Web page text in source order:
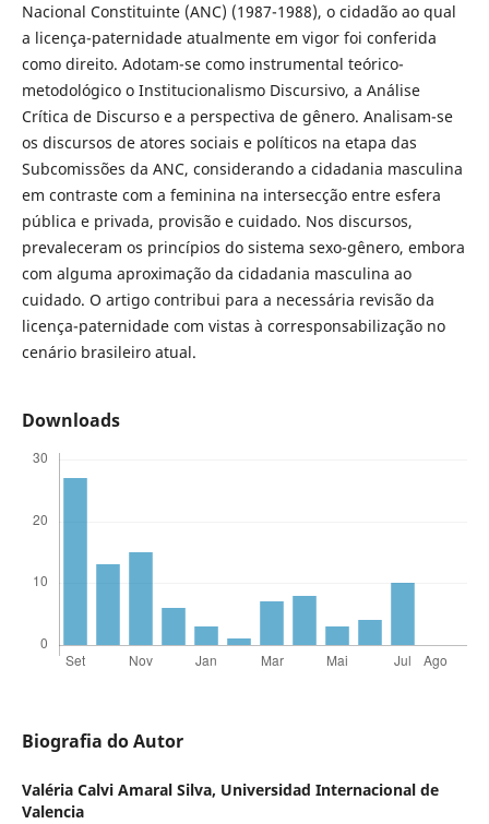
Nacional Constituinte (ANC) (1987-1988), o cidadão ao qual
a licença-paternidade atualmente em vigor foi conferida
como direito. Adotam-se como instrumental teórico-
metodológico o Institucionalismo Discursivo, a Análise
Crítica de Discurso e a perspectiva de gênero. Analisam-se
os discursos de atores sociais e políticos na etapa das
Subcomissões da ANC, considerando a cidadania masculina
em contraste com a feminina na intersecção entre esfera
pública e privada, provisão e cuidado. Nos discursos,
prevaleceram os princípios do sistema sexo-gênero, embora
com alguma aproximação da cidadania masculina ao
cuidado. O artigo contribui para a necessária revisão da
licença-paternidade com vistas à corresponsabilização no
cenário brasileiro atual.
Downloads
Biografia do Autor
Valéria Calvi Amaral Silva, Universidad Internacional de
Valencia